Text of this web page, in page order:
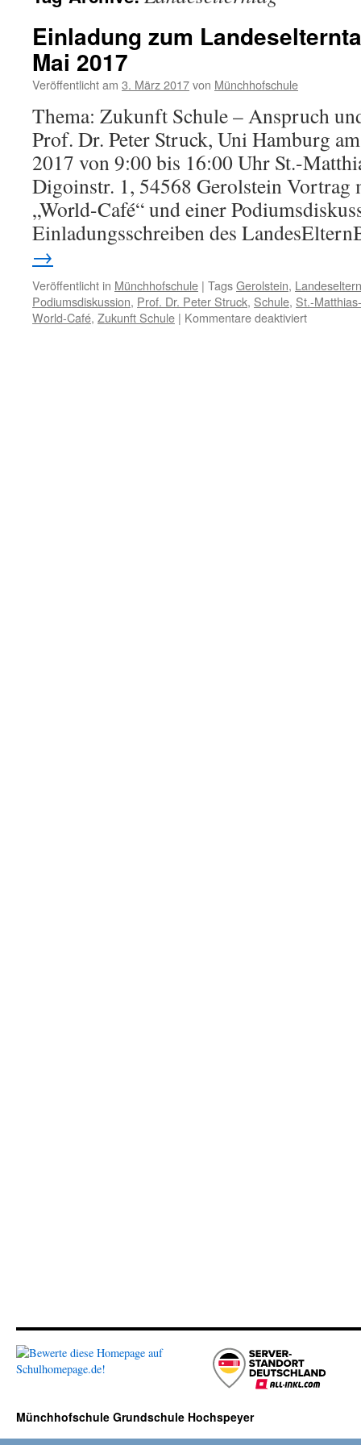
Einladung zum
Mai 2017
Veröffentlicht am 3. März 2017von Münchhofschule
Thema: Zukunft Schule – Anspruch
Prof. Dr. Peter Struck, Uni Hamburg
2017 von 9:00 bis 16:00 Uhr St.-
Digoinstr. 1, 54568 Gerolstein Vortrag
„World-Café“ und einer
Einladungsschreiben des
→
Veröffentlicht in Münchhofschule | TagsGerolstein,
Podiumsdiskussion, Prof. Dr. Peter Struck, Schule, St.-
World-Café, Zukunft Schule | Kommentare deaktiviertfür
Münchhofschule Grundschule Hochspeyer